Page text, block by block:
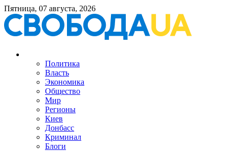
Пятница, 07 августа, 2026
Политика
Власть
Экономика
Общество
Мир
Регионы
Киев
Донбасс
Криминал
Блоги